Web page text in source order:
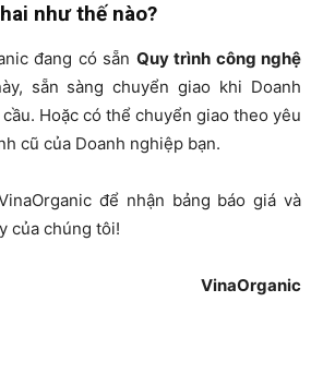
như thế nào?
đang có sẵn Quy trình công nghệ
sẵn sàng chuyển giao khi Doanh
Hoặc có thể chuyển giao theo yêu
cũ của Doanh nghiệp bạn.
để nhận bảng báo giá và
của chúng tôi!
VinaOrganic